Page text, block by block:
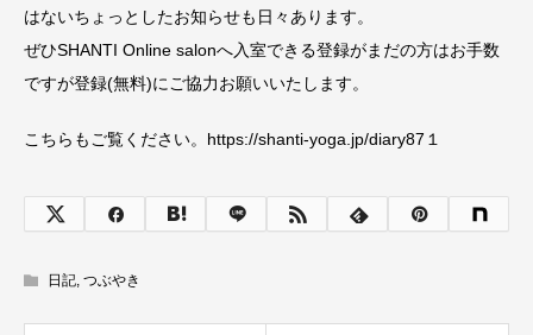
はないちょっとしたお知らせも日々あります。
ぜひSHANTI Online salonへ入室できる登録がまだの方はお手数
ですが登録(無料)にご協力お願いいたします。
こちらもご覧ください。https://shanti-yoga.jp/diary87１
日記, つぶやき